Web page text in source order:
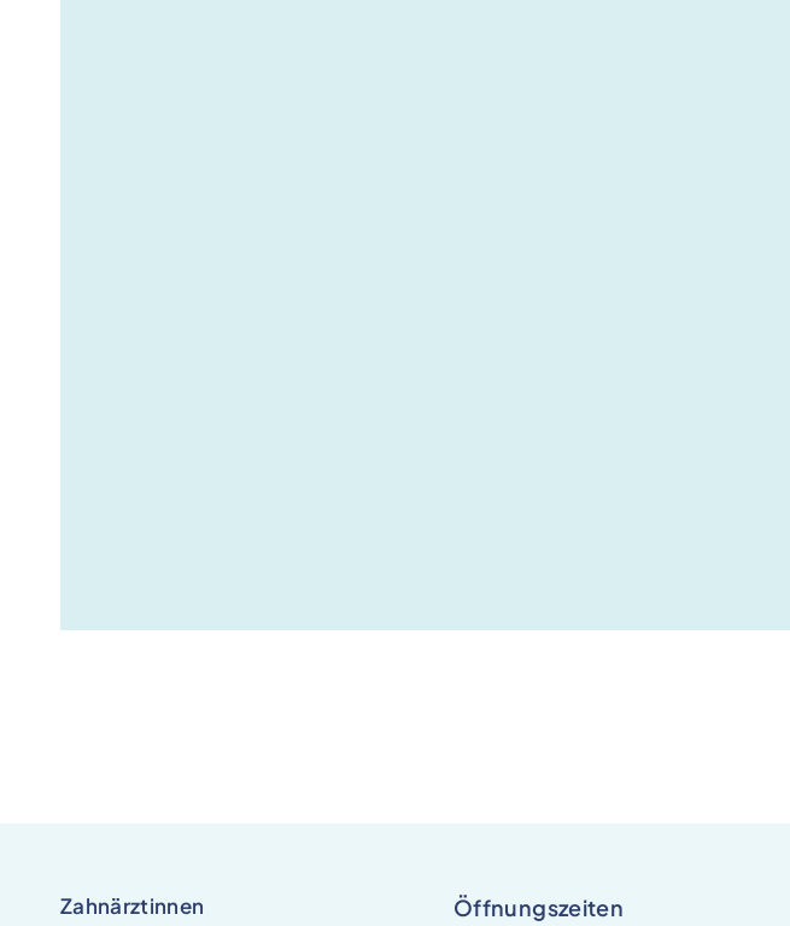
Zahnärztinnen
Öffnungszeiten